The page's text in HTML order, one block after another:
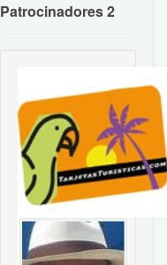
Patrocinadores 2